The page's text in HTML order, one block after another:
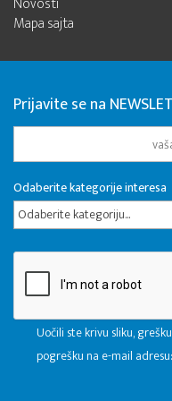
Mapa sajta
Prijavite se na
Odaberite kategorije interesa
Odaberite kategoriju...
Uočili ste krivu sliku,
pogrešku na e-mail adresu: